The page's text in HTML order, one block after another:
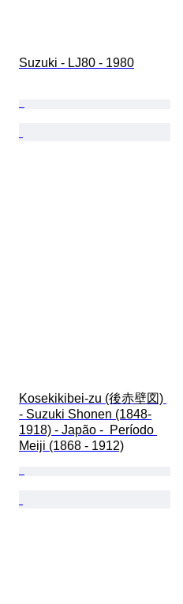
Suzuki - LJ80 - 1980
Kosekikibei-zu (後赤壁図)
- Suzuki Shonen (1848-
1918) - Japão -  Período
Meiji (1868 - 1912)